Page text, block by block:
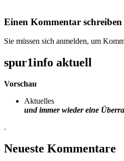
Einen Kommentar schreiben
Sie müssen sich anmelden, um
spur1info aktuell
Vorschau
Aktuelles
und immer wieder eine
.
Neueste Kommentare